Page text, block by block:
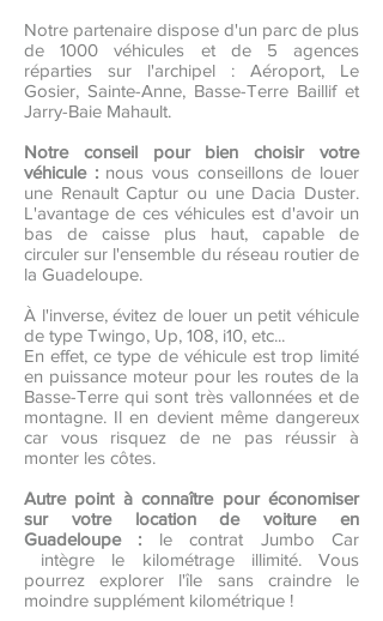
Notre partenaire dispose d'un parc de plus
de 1000 véhicules et de 5 agences
réparties sur l'archipel : Aéroport, Le
Gosier, Sainte-Anne, Basse-Terre Baillif et
Jarry-Baie Mahault.
Notre conseil pour bien choisir votre
véhicule :nous vous conseillons de louer
une Renault Captur ou une Dacia Duster.
L'avantage de ces véhicules est d'avoir un
bas de caisse plus haut, capable de
circuler sur l'ensemble du réseau routier de
la Guadeloupe.
À l'inverse, évitez de louer un petit véhicule
de type Twingo, Up, 108, i10, etc...
En effet, ce type de véhicule est trop limité
en puissance moteur pour les routes de la
Basse-Terre qui sont très vallonnées et de
montagne. Il en devient même dangereux
car vous risquez de ne pas réussir à
monter les côtes.
Autre point à connaître pour économiser
sur votre location de voiture en
Guadeloupe : le contrat Jumbo Car
intègre le kilométrage illimité. Vous
pourrez explorer l'île sans craindre le
moindre supplément kilométrique !